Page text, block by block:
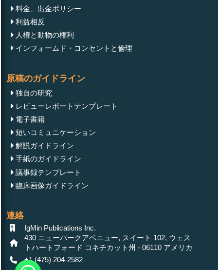
料金、出金ポリシー
利益相反
人権と動物の権利
インフォームド・コンセントと倫理
原稿のガイドライン
独自の研究
レビューレポートテンプレート
電子書籍
短いコミュニケーション
解説ガイドライン
手紙のガイドライン
議事録テンプレート
臨床画像ガイドライン
連絡
IgMin Publications Inc.
430 ニューパークアベニュー, スイート 102, ウェス
トハートフォード コネチカット州 - 06110 アメリカ
+1 (475) 204-2582